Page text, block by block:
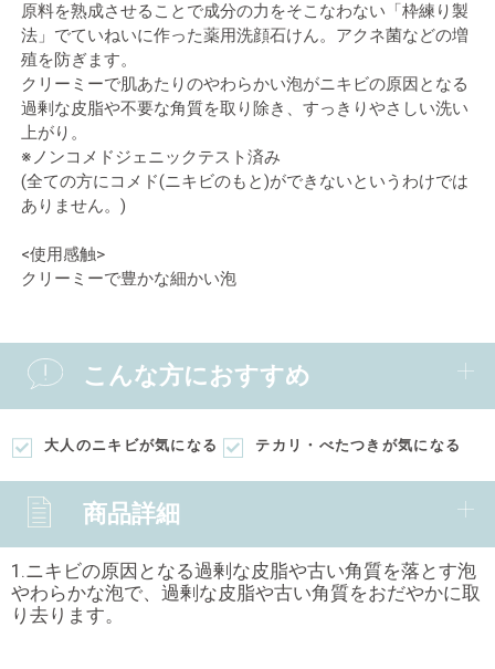
原料を熟成させることで成分の力をそこなわない「枠練り製
法」でていねいに作った薬用洗顔石けん。アクネ菌などの増
殖を防ぎます。
クリーミーで肌あたりのやわらかい泡がニキビの原因となる
過剰な皮脂や不要な角質を取り除き、すっきりやさしい洗い
上がり。
※ノンコメドジェニックテスト済み
(全ての方にコメド(ニキビのもと)ができないというわけでは
ありません。)
<使用感触>
クリーミーで豊かな細かい泡
こんな方におすすめ
大人のニキビが気になる テカリ・べたつきが気になる
商品詳細
1.ニキビの原因となる過剰な皮脂や古い角質を落とす泡
やわらかな泡で、過剰な皮脂や古い角質をおだやかに取
り去ります。